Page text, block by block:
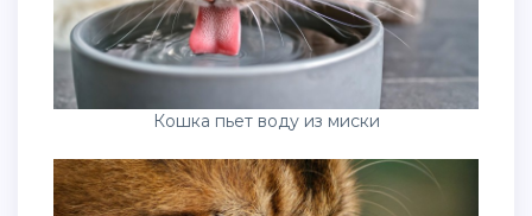
Кошка пьет воду из миски